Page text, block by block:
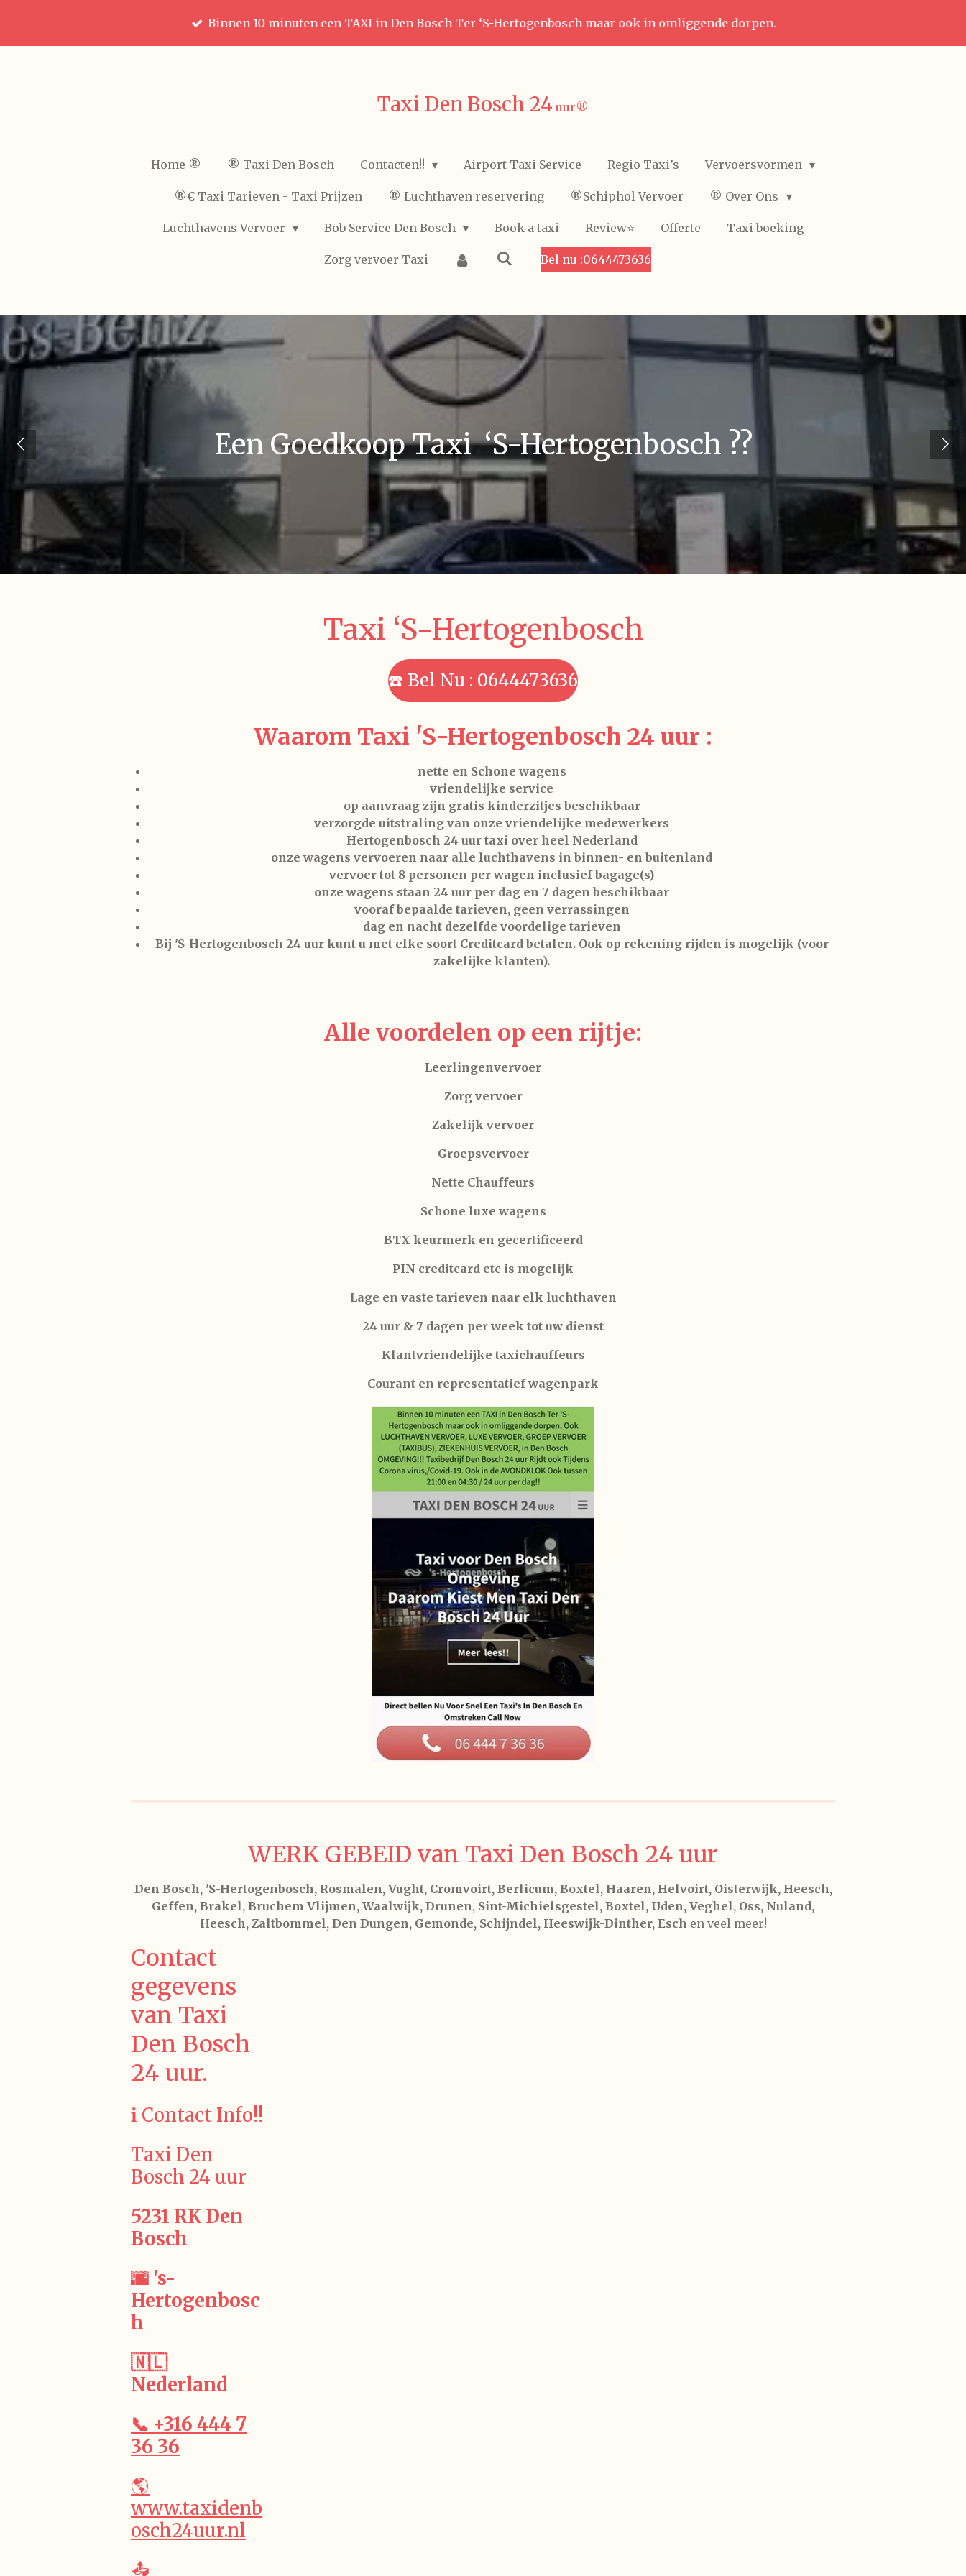
naar
Binnen 10 minuten een TAXI in Den Bosch Ter ‘S-Hertogenbosch maar ook in omliggende dorpen.
Taxi Den Bosch 24 uur®️
Home ®️ ®️ Taxi Den Bosch Contacten!! Airport Taxi Service Regio Taxi’s Vervoersvormen
®️€ Taxi Tarieven - Taxi Prijzen ®️ Luchthaven reservering ®️Schiphol Vervoer ®️ Over Ons
Luchthavens Vervoer Bob Service Den Bosch Book a taxi Review⭐️ Offerte Taxi boeking
Zorg vervoer Taxi Bel nu :0644473636
Een Goedkoop Taxi ‘S-Hertogenbosch ??
Taxi ‘S-Hertogenbosch
☎️ Bel Nu : 0644473636
Waarom Taxi 'S-Hertogenbosch 24 uur :
nette en Schone wagens
vriendelijke service
op aanvraag zijn gratis kinderzitjes beschikbaar
verzorgde uitstraling van onze vriendelijke medewerkers
Hertogenbosch 24 uur taxi over heel Nederland
onze wagens vervoeren naar alle luchthavens in binnen- en buitenland
vervoer tot 8 personen per wagen inclusief bagage(s)
onze wagens staan 24 uur per dag en 7 dagen beschikbaar
vooraf bepaalde tarieven, geen verrassingen
dag en nacht dezelfde voordelige tarieven
Bij 'S-Hertogenbosch 24 uur kunt u met elke soort Creditcard betalen. Ook op rekening rijden is mogelijk (voor
zakelijke klanten).
Alle voordelen op een rijtje:
Leerlingenvervoer
Zorg vervoer
Zakelijk vervoer
Groepsvervoer
Nette Chauffeurs
Schone luxe wagens
BTX keurmerk en gecertificeerd
PIN creditcard etc is mogelijk
Lage en vaste tarieven naar elk luchthaven
24 uur & 7 dagen per week tot uw dienst
Klantvriendelijke taxichauffeurs
Courant en representatief wagenpark
WERK GEBEID van Taxi Den Bosch 24 uur
Den Bosch, 'S-Hertogenbosch, Rosmalen, Vught, Cromvoirt, Berlicum, Boxtel, Haaren, Helvoirt, Oisterwijk, Heesch,
Geffen, Brakel, Bruchem Vlijmen, Waalwijk, Drunen, Sint-Michielsgestel, Boxtel, Uden, Veghel, Oss, Nuland,
Heesch, Zaltbommel, Den Dungen, Gemonde, Schijndel, Heeswijk-Dinther, Esch en veel meer!
Contact
gegevens
van Taxi
Den Bosch
24 uur.
ℹ️ Contact Info!!
Taxi Den
Bosch 24 uur
5231 RK Den
Bosch
🌆 's-
Hertogenbosc
h
🇳🇱
Nederland
📞 +316 444 7
36 36
🌎
www.taxidenb
osch24uur.nl
📤